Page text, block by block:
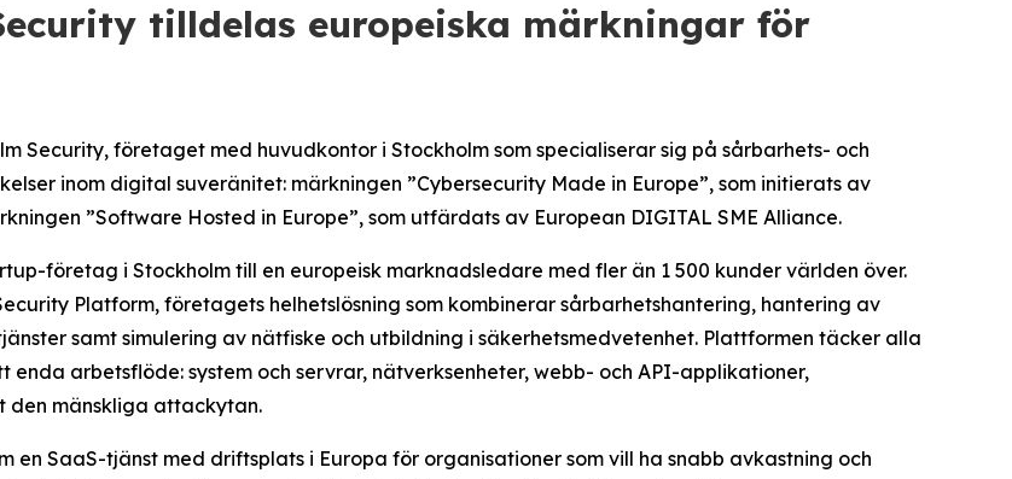
tilldelas europeiska märkningar för
Security, företaget med huvudkontor i Stockholm som specialiserar sig på sårbarhets- och
inom digital suveränitet: märkningen ”Cybersecurity Made in Europe”, som initierats av
”Software Hosted in Europe”, som utfärdats av European DIGITAL SME Alliance.
företag i Stockholm till en europeisk marknadsledare med fler än 1 500 kunder världen över.
Platform, företagets helhetslösning som kombinerar sårbarhetshantering, hantering av
samt simulering av nätfiske och utbildning i säkerhetsmedvetenhet. Plattformen täcker alla
arbetsflöde: system och servrar, nätverksenheter, webb- och API-applikationer,
den mänskliga attackytan.
SaaS-tjänst med driftsplats i Europa för organisationer som vill ha snabb avkastning och